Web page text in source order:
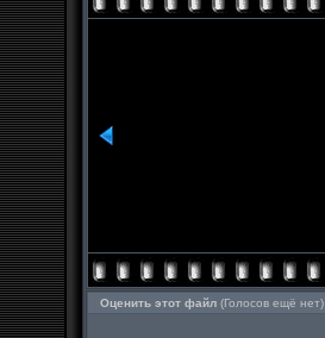
Оценить этот файл (Голосов ещё нет)